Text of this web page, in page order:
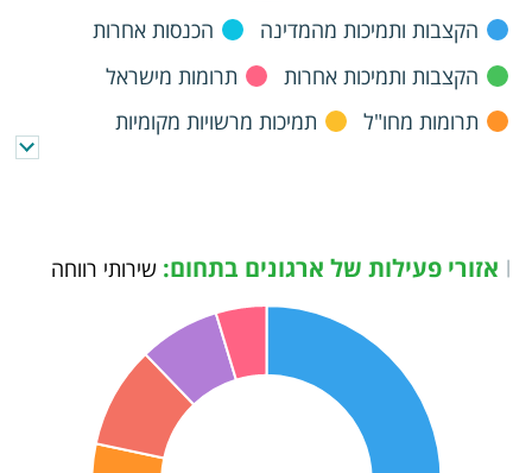
הקצבות ותמיכות מהמדינה
הכנסות אחרות
הקצבות ותמיכות אחרות
תרומות מישראל
תרומות מחו"ל
תמיכות מרשויות מקומיות
| אזורי פעילות של ארגונים בתחום: שירותי רווחה